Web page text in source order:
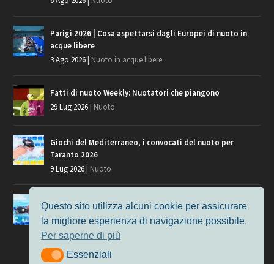
Parigi 2026 | Cosa aspettarsi dagli Europei di nuoto in
acque libere
3 Ago 2026| Nuoto in acque libere
Fatti di nuoto Weekly: Nuotatori che piangono
29 Lug 2026| Nuoto
Giochi del Mediterraneo, i convocati del nuoto per
Taranto 2026
9 Lug 2026| Nuoto
Europei di Nuoto Parigi 2026: fra veterani e giovani, chi
7 Lug 2026
Nuoto
Questo sito utilizza alcuni cookie per assicurare
la migliore esperienza di navigazione possibile.
Per saperne di più
EssenzialiEssenziali